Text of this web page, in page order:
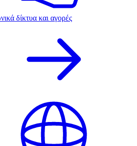
δίκτυα και αγορές